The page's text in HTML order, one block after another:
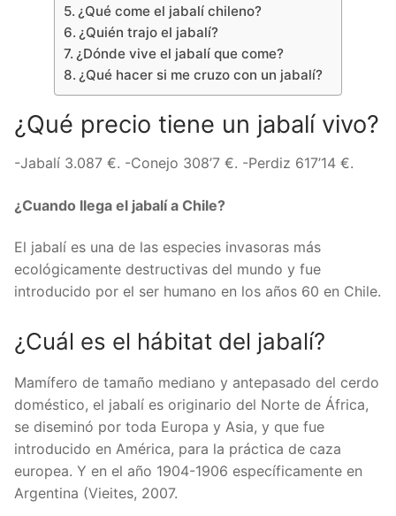
¿Qué come el jabalí chileno?
¿Quién trajo el jabalí?
¿Dónde vive el jabalí que come?
¿Qué hacer si me cruzo con un jabalí?
¿Qué precio tiene un jabalí vivo?
-Jabalí 3.087 €. -Conejo 308’7 €. -Perdiz 617’14 €.
¿Cuando llega el jabalí a Chile?
El jabalí es una de las especies invasoras más
ecológicamente destructivas del mundo y fue
introducido por el ser humano en los años 60 en Chile.
¿Cuál es el hábitat del jabalí?
Mamífero de tamaño mediano y antepasado del cerdo
doméstico, el jabalí es originario del Norte de África,
se diseminó por toda Europa y Asia, y que fue
introducido en América, para la práctica de caza
europea. Y en el año 1904-1906 específicamente en
Argentina (Vieites, 2007.